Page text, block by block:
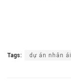
Tags: dự án nhân ái